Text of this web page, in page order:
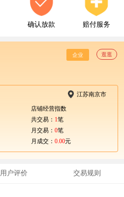
确认放款 赔付服务
企业 逛逛
江苏南京市
店铺经营指数
共交易： 1笔
月交易： 0笔
月成交： 0.00元
用户评价 交易规则